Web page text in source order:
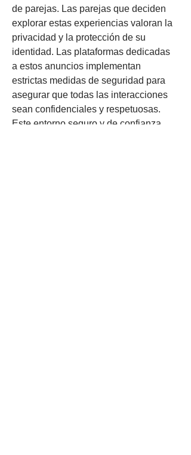
de parejas. Las parejas que deciden
explorar estas experiencias valoran la
privacidad y la protección de su
identidad. Las plataformas dedicadas
a estos anuncios implementan
estrictas medidas de seguridad para
asegurar que todas las interacciones
sean confidenciales y respetuosas.
Este entorno seguro y de confianza